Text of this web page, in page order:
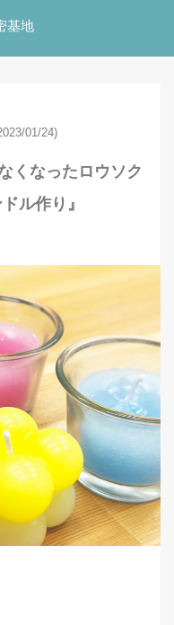
基地
01/24)
くなったロウソク
ンドル作り』